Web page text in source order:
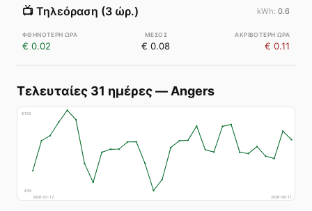
📺 Τηλεόραση (3 ώρ.) 0.6
€ 0.02 € 0.08 € 0.11
Τελευταίες 31 ημέρες— Angers
€153
€50
2026-07-12
2026-08-11